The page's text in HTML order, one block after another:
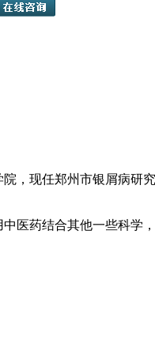
，现任郑州市银屑病研
医药结合其他一些科学